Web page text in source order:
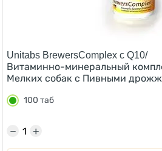
Unitabs BrewersComplex с Q10/
Витаминно-минеральный
Мелких собак с Пивными
100 таб
+
−